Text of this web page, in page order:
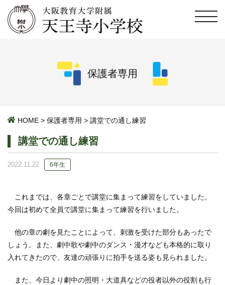
保護者専用
HOME > 保護者専用 > 講堂での通し練習
講堂での通し練習
2022.11.22 6年生
これまでは、各章ごとで講堂に集まって練習をしていました。
今回は初めて全員で講堂に集まって練習を行いました。
他の章の劇を見たことによって、刺激を受けた部分もあったで
しょう。また、劇中歌や劇中のダンス・漫才なども本格的に取り
入れてきたので、友達の頑張りに拍手を送る姿も見られました。
また、今日より劇中の照明・大道具などの役者以外の役割も行